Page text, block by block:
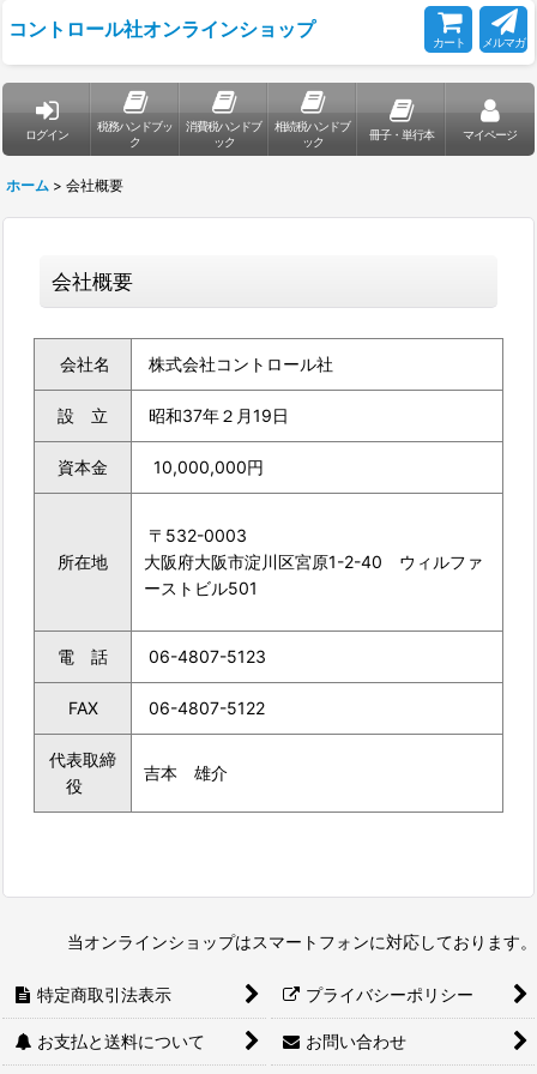
コントロール社オンラインショップ
カート メルマガ
ログイン
税務ハンドブッ
ク
消費税ハンドブ
ック
相続税ハンドブ
ック
冊子・単行本 マイページ
ホーム > 会社概要
会社概要
会社名 株式会社コントロール社
設 立 昭和37年２月19日
資本金 10,000,000円
所在地
〒532-0003
大阪府大阪市淀川区宮原1-2-40 ウィルファ
ーストビル501
電 話 06-4807-5123
FAX 06-4807-5122
代表取締
役
吉本 雄介
当オンラインショップはスマートフォンに対応しております。
特定商取引法表示 プライバシーポリシー
お支払と送料について お問い合わせ